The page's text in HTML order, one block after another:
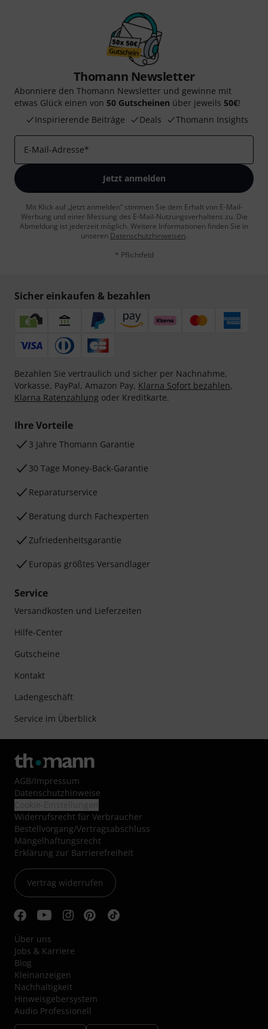
Thomann Newsletter
Abonniere den Thomann Newsletter und gewinne mit
etwas Glück einen von 50 Gutscheinen über jeweils 50€!
Inspirierende Beiträge
Deals Thomann Insights
E-Mail-Adresse*
Jetzt anmelden
Mit Klick auf „Jetzt anmelden“ stimmen Sie dem Erhalt von E-Mail-
Werbung und einer Messung des E-Mail-Nutzungsverhaltens zu. Die
Abmeldung ist jederzeit möglich. Weitere Informationen finden Sie in
unseren Datenschutzhinweisen.
* Pflichtfeld
Sicher einkaufen & bezahlen
Bezahlen Sie vertraulich und sicher per Nachnahme,
Vorkasse, PayPal, Amazon Pay, Klarna Sofort bezahlen,
Klarna Ratenzahlung oder Kreditkarte.
Ihre Vorteile
3 Jahre Thomann Garantie
30 Tage Money-Back-Garantie
Reparaturservice
Beratung durch Fachexperten
Zufriedenheitsgarantie
Europas größtes Versandlager
Service
Versandkosten und Lieferzeiten
Hilfe-Center
Gutscheine
Kontakt
Ladengeschäft
Service im Überblick
AGB/Impressum
Datenschutzhinweise
Widerrufsrecht für Verbraucher
Bestellvorgang/Vertragsabschluss
Mängelhaftungsrecht
Erklärung zur Barrierefreiheit
Vertrag widerrufen
Über uns
Jobs & Karriere
Blog
Kleinanzeigen
Nachhaltigkeit
Hinweisgebersystem
Audio Professionell